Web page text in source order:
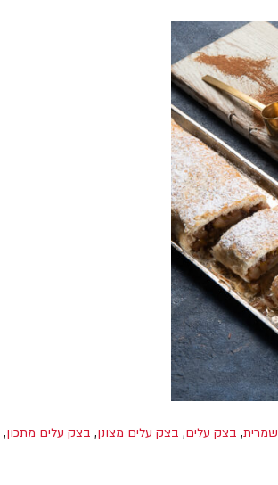
, בצק עלים, בצק עלים מצונן, בצק עלים מתכון,